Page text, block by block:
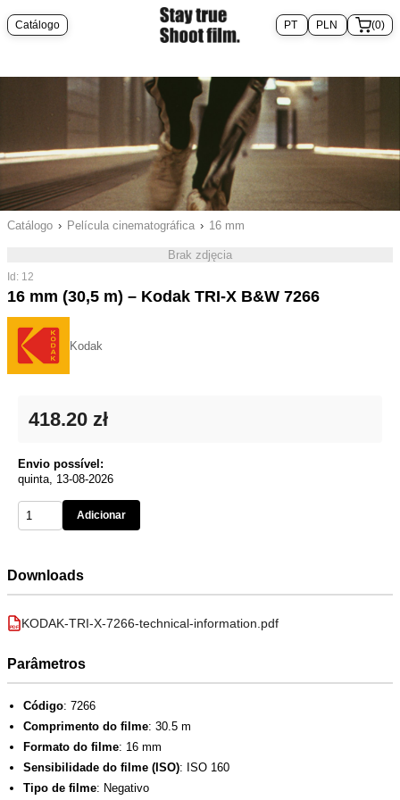
Catálogo (0)
Catálogo › Película cinematográfica › 16 mm
Brak zdjęcia
Id: 12
16 mm (30,5 m) – Kodak TRI-X B&W 7266
Kodak
418.20 zł
Envio possível:
quinta, 13-08-2026
Adicionar
Downloads
PDF KODAK-TRI-X-7266-technical-information.pdf
Parâmetros
Código: 7266
Comprimento do filme: 30.5 m
Formato do filme: 16 mm
Sensibilidade do filme (ISO): ISO 160
Tipo de filme: Negativo